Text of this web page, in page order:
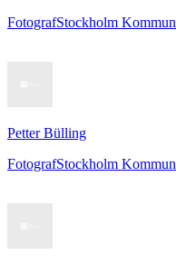
FotografStockholm Kommun
Petter Bülling
FotografStockholm Kommun